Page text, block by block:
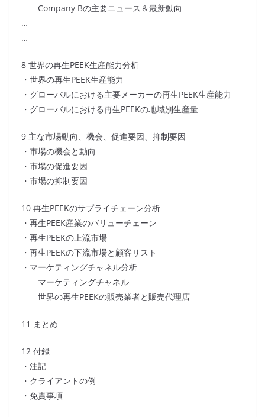
Company Bの主要ニュース＆最新動向
…
…
8 世界の再生PEEK生産能力分析
・世界の再生PEEK生産能力
・グローバルにおける主要メーカーの再生PEEK生産能力
・グローバルにおける再生PEEKの地域別生産量
9 主な市場動向、機会、促進要因、抑制要因
・市場の機会と動向
・市場の促進要因
・市場の抑制要因
10 再生PEEKのサプライチェーン分析
・再生PEEK産業のバリューチェーン
・再生PEEKの上流市場
・再生PEEKの下流市場と顧客リスト
・マーケティングチャネル分析
マーケティングチャネル
世界の再生PEEKの販売業者と販売代理店
11 まとめ
12 付録
・注記
・クライアントの例
・免責事項